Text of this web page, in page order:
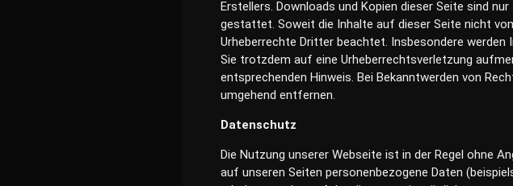
Erstellers. Downloads und Kopien dieser Seite sind
gestattet. Soweit die Inhalte auf dieser Seite nicht
Urheberrechte Dritter beachtet. Insbesondere
Sie trotzdem auf eine Urheberrechtsverletzung
entsprechenden Hinweis. Bei Bekanntwerden von
umgehend entfernen.
Datenschutz
Die Nutzung unserer Webseite ist in der Regel ohne
auf unseren Seiten personenbezogene Daten